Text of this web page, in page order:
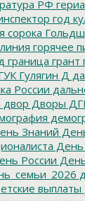
РФ
год
сорока
горячее
граница грант
Гулягин Д
России
двор Дворы
Знаний
День
России
выплаты